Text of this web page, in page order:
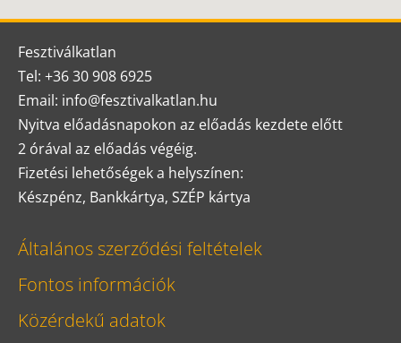
Fesztiválkatlan
Tel: +36 30 908 6925
Email: info@fesztivalkatlan.hu
Nyitva előadásnapokon az előadás kezdete előtt
2 órával az előadás végéig.
Fizetési lehetőségek a helyszínen:
Készpénz, Bankkártya, SZÉP kártya
Általános szerződési feltételek
Fontos információk
Közérdekű adatok